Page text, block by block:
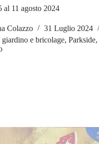
11 agosto 2024
Colazzo
31 Luglio 2024
e bricolage, Parkside,